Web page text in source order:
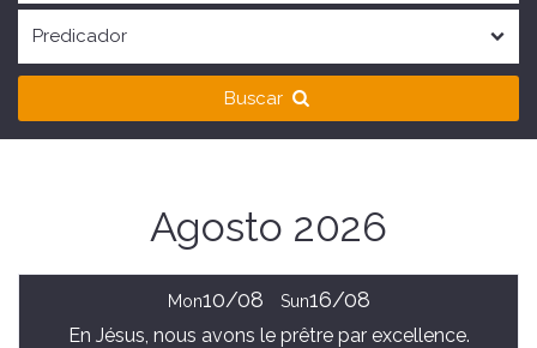
Buscar
Agosto 2026
Mon10/08 Sun16/08
En Jésus, nous avons le prêtre par excellence.